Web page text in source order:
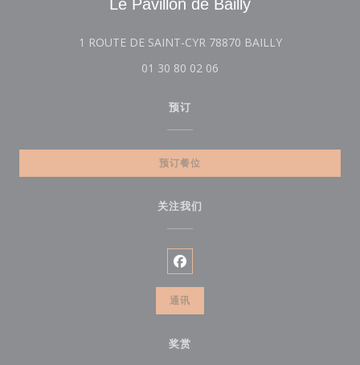
Le Pavillon de Bailly
1 ROUTE DE SAINT-CYR 78870 BAILLY((在新窗口中打
01 30 80 02 06
预订
预订餐位
关注我们
Facebook ((在新窗口中打开))
通讯
奖赏